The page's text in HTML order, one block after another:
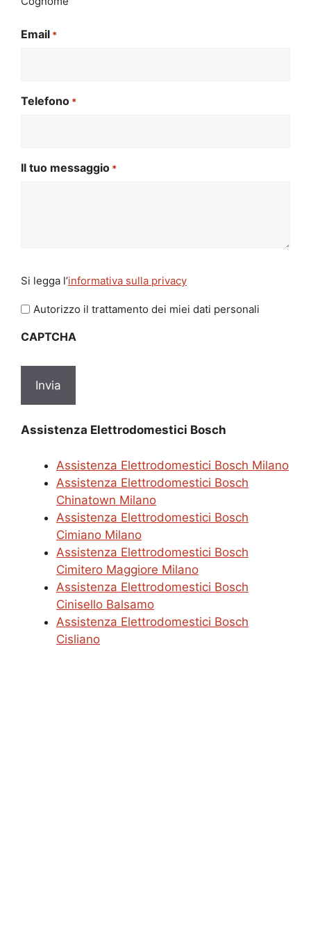
Email *
Telefono *
Il tuo messaggio *
legga
l'informativa
privacy
Si legga l’informativa sulla privacy
Autorizzo il trattamento dei miei dati personali
CAPTCHA
Assistenza Elettrodomestici Bosch
Assistenza Elettrodomestici Bosch Milano
Assistenza Elettrodomestici Bosch
Chinatown Milano
Assistenza Elettrodomestici Bosch
Cimiano Milano
Assistenza Elettrodomestici Bosch
Cimitero Maggiore Milano
Assistenza Elettrodomestici Bosch
Cinisello Balsamo
Assistenza Elettrodomestici Bosch
Cisliano